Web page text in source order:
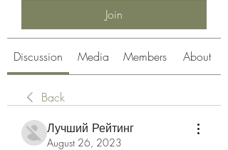
Join
Discussion Media Members About
Back
Лучший Рейтинг
August 26, 2023